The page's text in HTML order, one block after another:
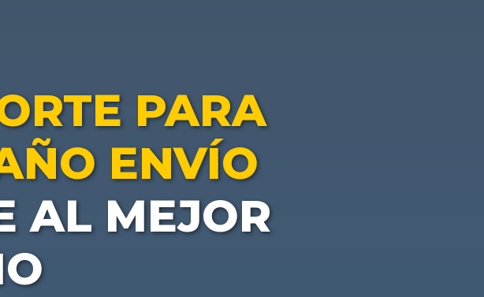
PARA
ENVÍO
AL MEJOR